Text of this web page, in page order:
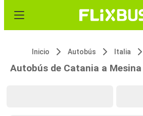
Inicio Autobús Italia
Autobús de Catania a Mesina